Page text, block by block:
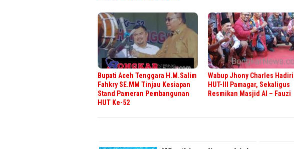
Bupati Aceh Tenggara H.M.Salim
Fahkry SE.MM Tinjau Kesiapan
Stand Pameran Pembangunan
HUT Ke-52
Wabup Jhony Charles Hadiri
HUT-III Pamagar, Sekaligus
Resmikan Masjid Al – Fauzi